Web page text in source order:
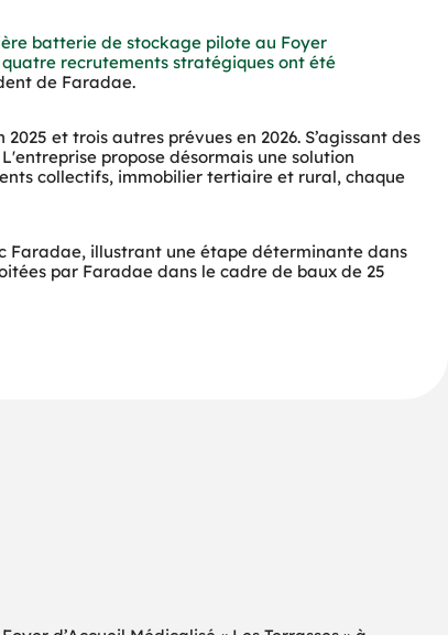
batterie de stockage pilote au Foyer
recrutements stratégiques ont été
de Faradae.
et trois autres prévues en 2026. S’agissant des
propose désormais une solution
collectifs, immobilier tertiaire et rural, chaque
Faradae, illustrant une étape déterminante dans
par Faradae dans le cadre de baux de 25